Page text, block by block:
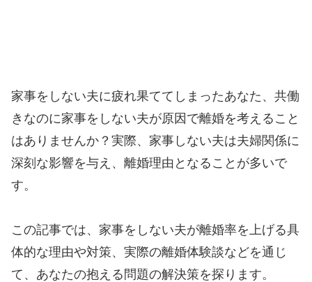
家事をしない夫に疲れ果ててしまったあなた、共働
きなのに家事をしない夫が原因で離婚を考えること
はありませんか？実際、家事しない夫は夫婦関係に
深刻な影響を与え、離婚理由となることが多いで
す。
この記事では、家事をしない夫が離婚率を上げる具
体的な理由や対策、実際の離婚体験談などを通じ
て、あなたの抱える問題の解決策を探ります。